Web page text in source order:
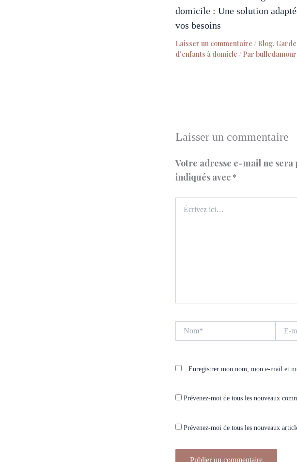
domicile : Une solution
vos besoins
Laisser un commentaire / Blog, Garde
d'enfants à domicle / Par
Laisser un commentaire
Votre adresse e-mail ne sera
indiqués avec*
ici…
mail*
Enregistrer mon nom, mon e-mail et
Prévenez-moi de tous les nouveaux
Prévenez-moi de tous les nouveaux